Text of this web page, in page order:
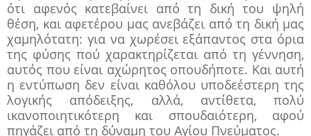
ότι αφενός κατεβαίνει από τη δική του ψηλή
θέση, και αφετέρου μας ανεβάζει από τη δική μας
χαμηλότατη: για να χωρέσει εξάπαντος στα όρια
της φύσης πού χαρακτηρίζεται από τη γέννηση,
αυτός που είναι αχώρητος οπουδήποτε. Και αυτή
η εντύπωση δεν είναι καθόλου υποδεέστερη της
λογικής απόδειξης, αλλά, αντίθετα, πολύ
ικανοποιητικότερη και σπουδαιότερη, αφού
πηγάζει από τη δύναμη του Αγίου Πνεύματος.